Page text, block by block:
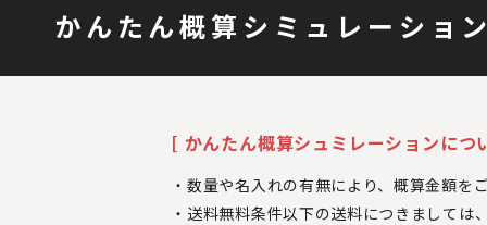
かんたん概算シミュレーション
[ かんたん概算シュミレーションにつ
数量や名入れの有無により、概算金額を
送料無料条件以下の送料につきましては